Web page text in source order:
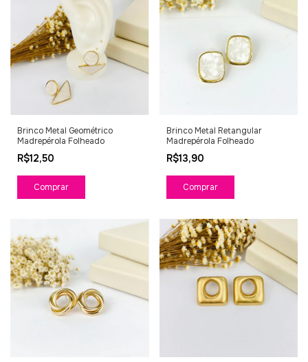
Brinco Metal Geométrico
Madrepérola Folheado
R$12,50
Brinco Metal Retangular
Madrepérola Folheado
R$13,90
Comprar